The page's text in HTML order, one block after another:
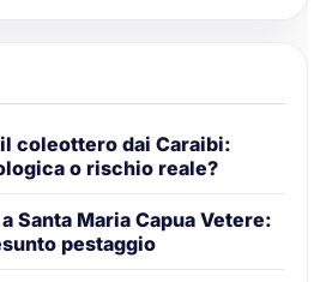
coleottero dai Caraibi:
o rischio reale?
Santa Maria Capua Vetere:
pestaggio